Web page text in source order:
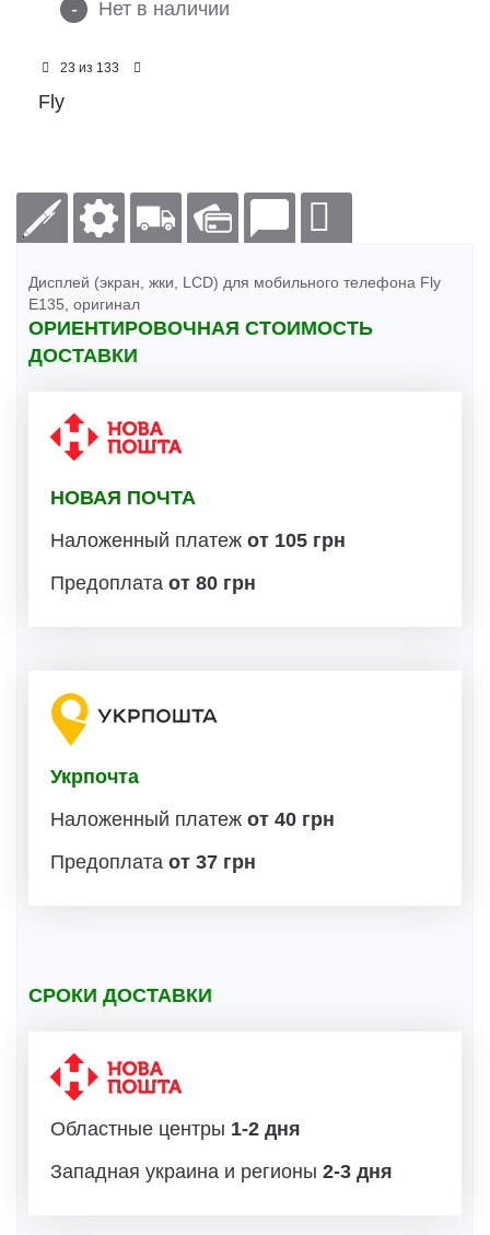
- Нет в наличии
23 из 133
Fly
Дисплей (экран, жки, LCD) для мобильного телефона Fly
E135, оригинал
ОРИЕНТИРОВОЧНАЯ СТОИМОСТЬ
ДОСТАВКИ
НОВАЯ ПОЧТА
Наложенный платеж от 105 грн
Предоплата от 80 грн
Укрпочта
Наложенный платеж от 40 грн
Предоплата от 37 грн
СРОКИ ДОСТАВКИ
Областные центры 1-2 дня
Западная украина и регионы 2-3 дня